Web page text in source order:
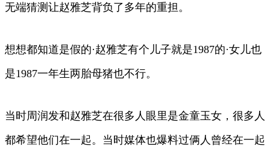
无端猜测让赵雅芝背负了多年的重担。
想想都知道是假的·赵雅芝有个儿子就是1987的·女儿也
是1987一年生两胎母猪也不行。
当时周润发和赵雅芝在很多人眼里是金童玉女，很多人
都希望他们在一起。当时媒体也爆料过俩人曾经在一起